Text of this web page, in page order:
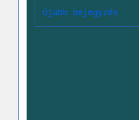
Újabb bejegyzés